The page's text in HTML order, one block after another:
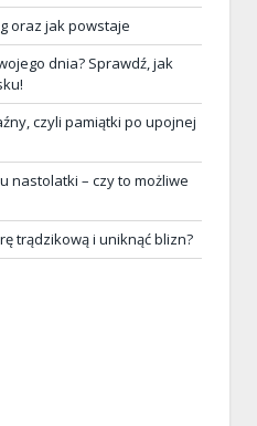
oraz jak powstaje
dnia? Sprawdź, jak
czyli pamiątki po upojnej
nastolatki – czy to możliwe
trądzikową i uniknąć blizn?